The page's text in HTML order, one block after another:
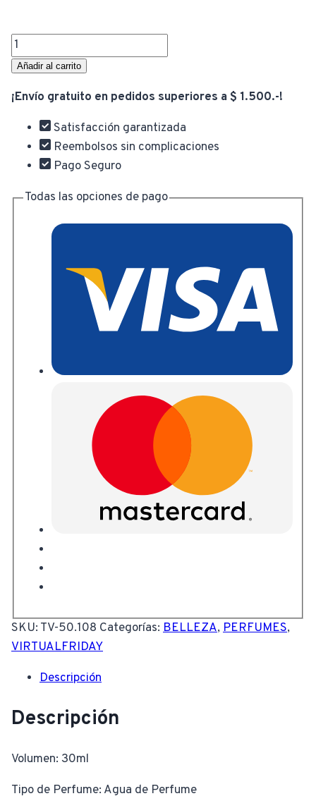
Perfume
Onlyou
29
cantidad
Añadir al carrito
¡Envío gratuito en pedidos superiores a $ 1.500.-!
Satisfacción garantizada
Reembolsos sin complicaciones
Pago Seguro
Todas las opciones de pago
SKU: TV-50.108 Categorías: BELLEZA, PERFUMES,
VIRTUALFRIDAY
Descripción
Descripción
Volumen: 30ml
Tipo de Perfume: Agua de Perfume